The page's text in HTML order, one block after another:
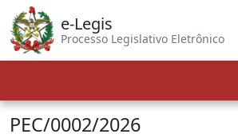
e-Legis
Processo Legislativo Eletrônico
PEC/0002/2026